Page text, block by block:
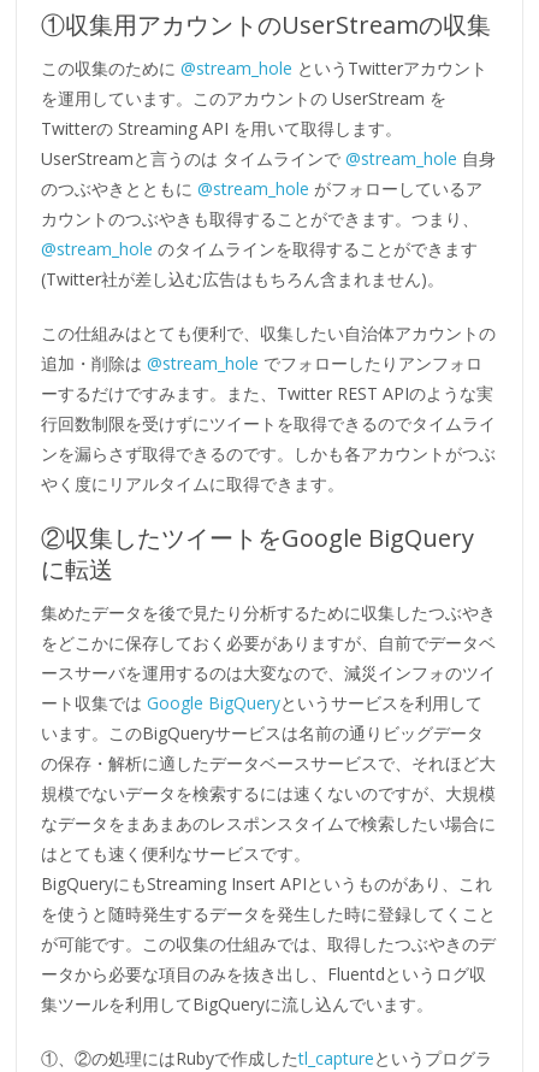
①収集用アカウントのUserStreamの収集
この収集のために@stream_hole というTwitterアカウント
を運用しています。このアカウントの UserStream を
Twitterの Streaming API を用いて取得します。
UserStreamと言うのは タイムラインで@stream_hole 自身
のつぶやきとともに@stream_hole がフォローしているア
カウントのつぶやきも取得することができます。つまり、
@stream_hole のタイムラインを取得することができます
(Twitter社が差し込む広告はもちろん含まれません)。
この仕組みはとても便利で、収集したい自治体アカウントの
追加・削除は@stream_hole でフォローしたりアンフォロ
ーするだけですみます。また、Twitter REST APIのような実
行回数制限を受けずにツイートを取得できるのでタイムライ
ンを漏らさず取得できるのです。しかも各アカウントがつぶ
やく度にリアルタイムに取得できます。
②収集したツイートをGoogle BigQuery
に転送
集めたデータを後で見たり分析するために収集したつぶやき
をどこかに保存しておく必要がありますが、自前でデータベ
ースサーバを運用するのは大変なので、減災インフォのツイ
ート収集ではGoogle BigQueryというサービスを利用して
います。このBigQueryサービスは名前の通りビッグデータ
の保存・解析に適したデータベースサービスで、それほど大
規模でないデータを検索するには速くないのですが、大規模
なデータをまあまあのレスポンスタイムで検索したい場合に
はとても速く便利なサービスです。
BigQueryにもStreaming Insert APIというものがあり、これ
を使うと随時発生するデータを発生した時に登録してくこと
が可能です。この収集の仕組みでは、取得したつぶやきのデ
ータから必要な項目のみを抜き出し、Fluentdというログ収
集ツールを利用してBigQueryに流し込んでいます。
①、②の処理にはRubyで作成したtl_captureというプログラ